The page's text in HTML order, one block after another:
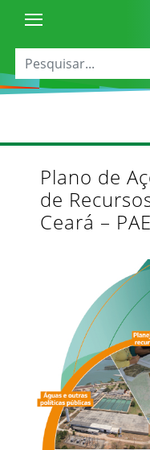
Plano de
de
Ceará –